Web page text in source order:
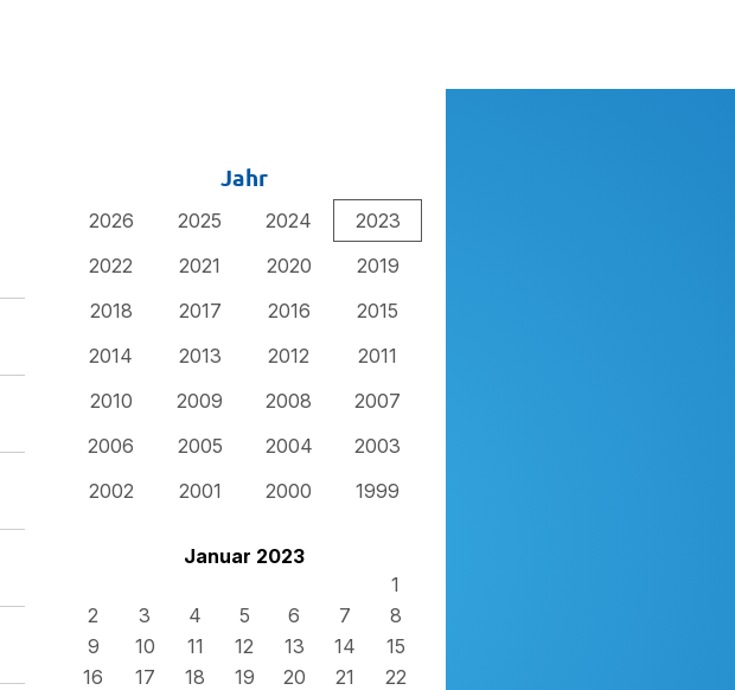
Jahr
2026 2025 2024
2023
2022
2021 2020
2019
2018
2017 2016
2015
2014
2013 2012
2011
2010
2009 2008
2007
2006
2005 2004
2003
2002
2001 2000 1999
Januar 2023
1
2
3 4 5 6 7
8
9
10 11 12 13 14
15
16
17 18 19 20 21
22